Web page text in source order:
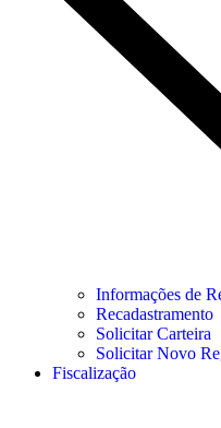
Informações de
Recadastramento
Solicitar Carteira
Solicitar Novo
Fiscalização